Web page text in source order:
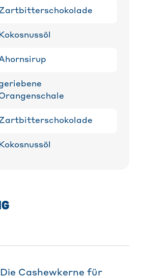
Kokosnussöl
Kokosnussöl
Cashewkerne für